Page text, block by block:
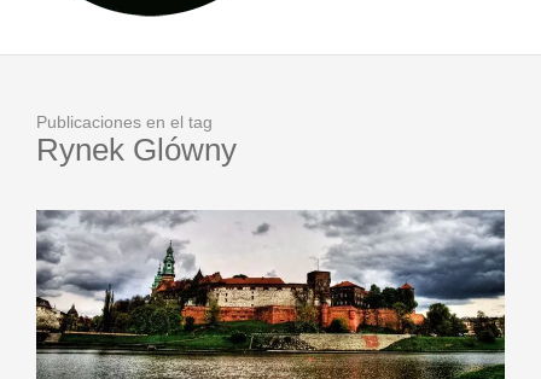
Publicaciones en el tag
Rynek Glówny